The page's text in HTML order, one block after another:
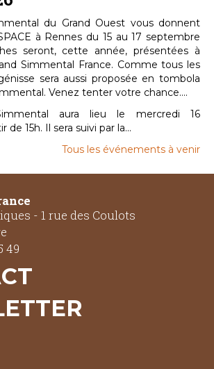
du Grand Ouest vous donnent
à Rennes du 15 au 17 septembre
seront, cette année, présentées à
Simmental France. Comme tous les
sera aussi proposée en tombola
Venez tenter votre chance....
aura lieu le mercredi 16
15h. Il sera suivi par la...
Tous les événements à venir
- 1 rue des Coulots
49